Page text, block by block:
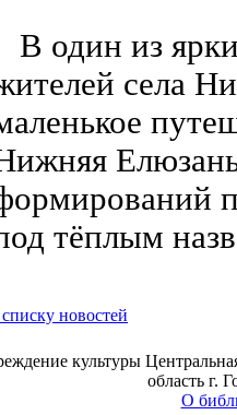
В один из
села
тёплым
новостей
культуры
область г.
О